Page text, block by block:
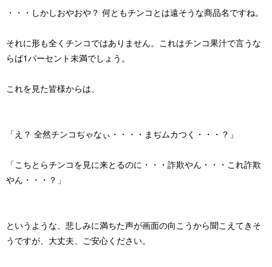
・・・しかしおやおや？ 何ともチンコとは遠そうな商品名ですね。
それに形も全くチンコではありません。これはチンコ果汁で言うな
らば1パーセント未満でしょう。
これを見た皆様からは、
「え？ 全然チンコぢゃなぃ・・・・まぢムカつく・・・？」
「こちとらチンコを見に来とるのに・・・詐欺やん・・・これ詐欺
やん・・・？」
というような、悲しみに満ちた声が画面の向こうから聞こえてきそ
うですが、大丈夫、ご安心ください。